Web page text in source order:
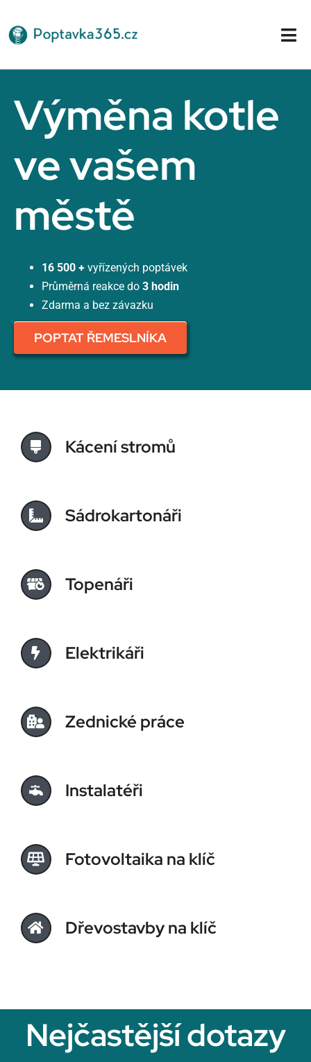
na
obsah
Výměna kotle
ve vašem
městě
16 500 + vyřízených poptávek
Průměrná reakce do 3 hodin
Zdarma a bez závazku
POPTAT ŘEMESLNÍKA
Kácení stromů
Sádrokartonáři
Topenáři
Elektrikáři
Zednické práce
Instalatéři
Fotovoltaika na klíč
Dřevostavby na klíč
Nejčastější dotazy